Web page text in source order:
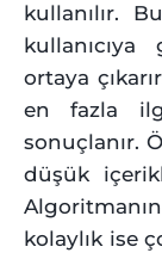
kullanılır.
ortaya
en fazla
sonuçlanır.
düşük
kolaylık ise